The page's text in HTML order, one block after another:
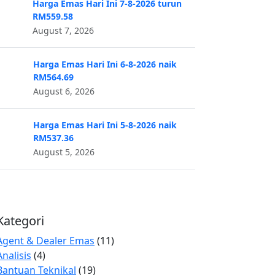
Harga Emas Hari Ini 7-8-2026 turun
RM559.58
August 7, 2026
Harga Emas Hari Ini 6-8-2026 naik
RM564.69
August 6, 2026
Harga Emas Hari Ini 5-8-2026 naik
RM537.36
August 5, 2026
& Dealer Emas (11)
(4)
Teknikal (19)